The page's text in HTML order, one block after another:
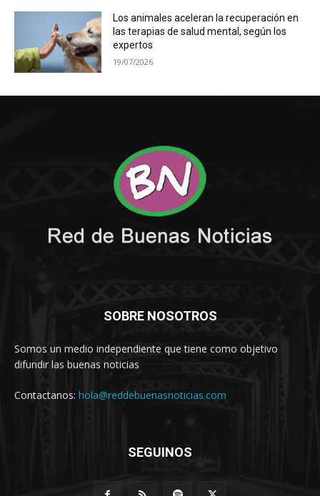
Los animales aceleran la recuperación en
las terapias de salud mental, según los
expertos
19/07/2026
SOBRE NOSOTROS
Somos un medio independiente que tiene como objetivo
difundir las buenas noticias
Contactanos: hola@reddebuenasnoticias.com
SEGUINOS